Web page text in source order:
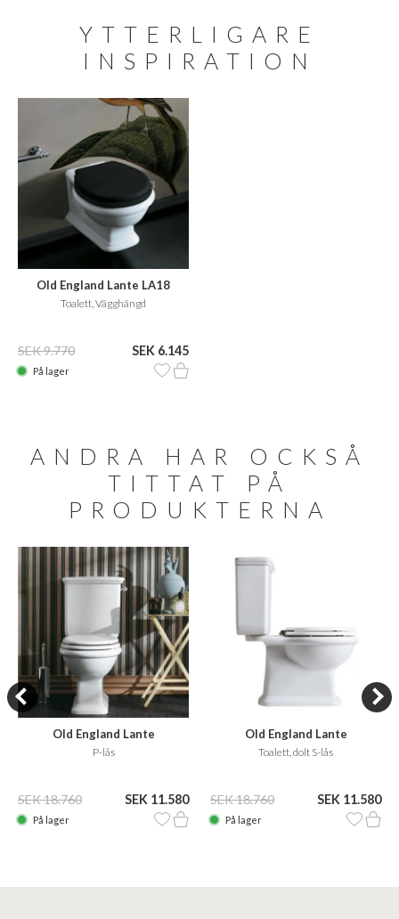
YTTERLIGARE
INSPIRATION
Old England Lante LA18
Toalett, Vägghängd
SEK 9.770 SEK 6.145
På lager
ANDRA HAR OCKSÅ
TITTAT PÅ
PRODUKTERNA
Old England Lante
LA08/LA09B
P-lås
SEK 18.760 SEK 11.580
På lager
Old England Lante
LA07/LA09B
Toalett, dolt S-lås
SEK 18.760 SEK 11.580
På lager